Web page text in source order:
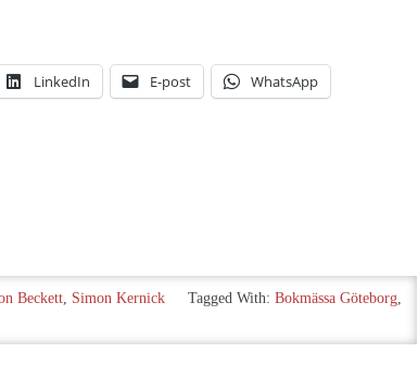
LinkedIn E-post WhatsApp
Beckett, Simon Kernick Tagged With: Bokmässa Göteborg,